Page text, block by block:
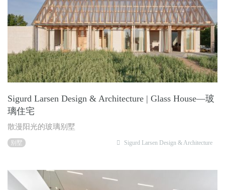
Sigurd Larsen Design & Architecture | Glass House—玻
璃住宅
散漫阳光的玻璃别墅
别墅 Sigurd Larsen Design & Architecture